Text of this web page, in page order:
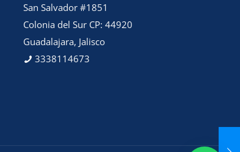
San Salvador #1851
Colonia del Sur CP: 44920
Guadalajara, Jalisco
3338114673